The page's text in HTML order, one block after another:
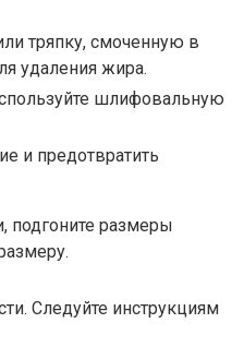
тряпку, смоченную в
удаления жира.
шлифовальную
и предотвратить
подгоните размеры
Следуйте инструкциям